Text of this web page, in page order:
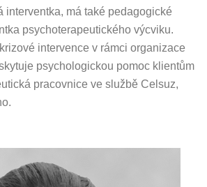
interventka, má také pedagogické
psychoterapeutického výcviku.
intervence v rámci organizace
psychologickou pomoc klientům
pracovnice ve službě Celsuz,